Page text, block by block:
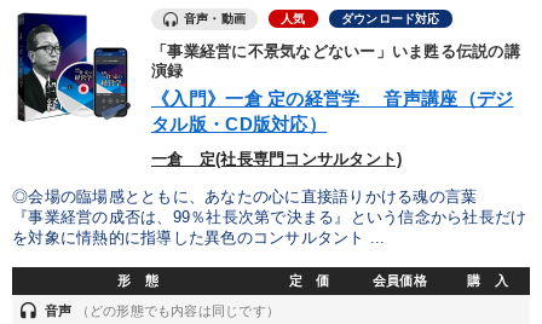
優秀各社の智恵と戦略 事業家のロマンと経営
若手異才経営者の発想
リーダーの器量を学ぶ
テーマ
【最新刊】時代を超える経営150の言葉＋社長のスピーチ・話材
集２タイトル
音声・動画 人気 ダウンロード対応
「事業経営に不景気などないー」いま甦る伝説の講
演録
《入門》一倉 定の経営学 音声講座（デジ
タル版・CD版対応）
一倉 定(社長専門コンサルタント)
◎会場の臨場感とともに、あなたの心に直接語りかける魂の言葉
『事業経営の成否は、99％社長次第で決まる』という信念から社長だけ
を対象に情熱的に指導した異色のコンサルタント ...
形 態 定 価 会員価格 購 入
headset 音声 （どの形態でも内容は同じです）